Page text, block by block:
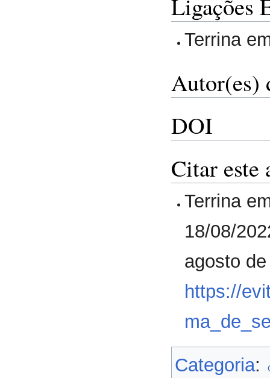
Ligações
Terrina
Autor(es)
DOI
Citar este
Terrina
18/08/
agosto
https://
Categoria: